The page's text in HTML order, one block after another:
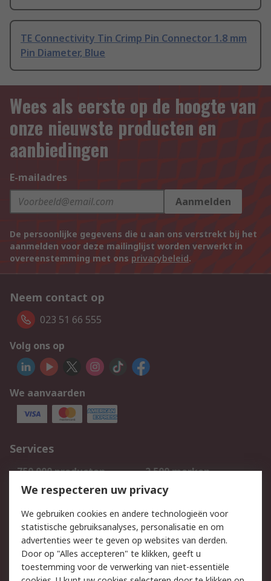
TE Connectivity Tin Crimp Pin Connector 1.8 mm
Pin Diameter, Blue
Wees als eerste op de hoogte van
onze nieuwste producten en
aanbiedingen
E-mailadres
Aanmelden
De persoonlijke gegevens die u aan ons verstrekt bij het
aanmelden voor deze mailinglijst worden verwerkt in
overeenstemming met ons privacybeleid.
Neem contact op
023 51 66 555
Volg ons op
We aanvaarden
Services
750.000 producten
2.500 merken
Bestellen
Inkoopoplossingen
Track & Trace
Wettelijk
Cookiebeleid Email veiligheid
We respecteren uw privacy
We gebruiken cookies en andere technologieën voor
statistische gebruiksanalyses, personalisatie en om
advertenties weer te geven op websites van derden.
Door op "Alles accepteren" te klikken, geeft u
toestemming voor de verwerking van niet-essentiële